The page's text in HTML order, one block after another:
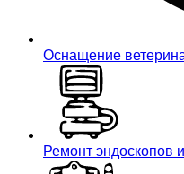
Оснащение
Ремонт эндоскопов